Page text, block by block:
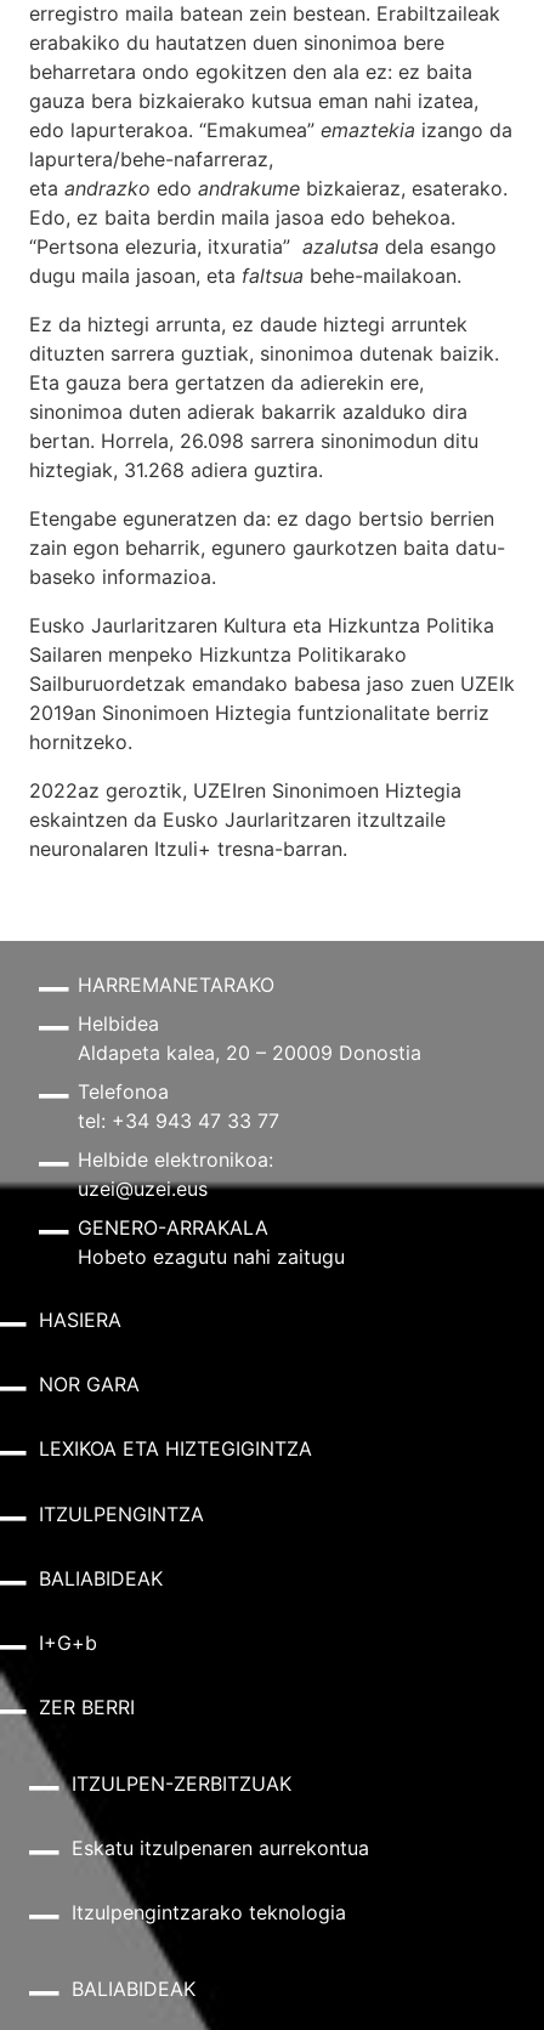
erregistro maila batean zein bestean. Erabiltzaileak
erabakiko du hautatzen duen sinonimoa bere
beharretara ondo egokitzen den ala ez: ez baita
gauza bera bizkaierako kutsua eman nahi izatea,
edo lapurterakoa. “Emakumea” emaztekia izango da
lapurtera/behe-nafarreraz,
eta andrazko edo andrakume bizkaieraz, esaterako.
Edo, ez baita berdin maila jasoa edo behekoa.
“Pertsona elezuria, itxuratia” azalutsa dela esango
dugu maila jasoan, eta faltsua behe-mailakoan.
Ez da hiztegi arrunta, ez daude hiztegi arruntek
dituzten sarrera guztiak, sinonimoa dutenak baizik.
Eta gauza bera gertatzen da adierekin ere,
sinonimoa duten adierak bakarrik azalduko dira
bertan. Horrela, 26.098 sarrera sinonimodun ditu
hiztegiak, 31.268 adiera guztira.
Etengabe eguneratzen da: ez dago bertsio berrien
zain egon beharrik, egunero gaurkotzen baita datu-
baseko informazioa.
Eusko Jaurlaritzaren Kultura eta Hizkuntza Politika
Sailaren menpeko Hizkuntza Politikarako
Sailburuordetzak emandako babesa jaso zuen UZEIk
2019an Sinonimoen Hiztegia funtzionalitate berriz
hornitzeko.
2022az geroztik, UZEIren Sinonimoen Hiztegia
eskaintzen da Eusko Jaurlaritzaren itzultzaile
neuronalaren Itzuli+ tresna-barran.
HARREMANETARAKO
Helbidea
Aldapeta kalea, 20 – 20009 Donostia
Telefonoa
tel: +34 943 47 33 77
Helbide elektronikoa:
uzei@uzei.eus
GENERO-ARRAKALA
Hobeto ezagutu nahi zaitugu
HASIERA
NOR GARA
LEXIKOA ETA HIZTEGIGINTZA
ITZULPENGINTZA
BALIABIDEAK
I+G+b
ZER BERRI
ITZULPEN-ZERBITZUAK
Eskatu itzulpenaren aurrekontua
Itzulpengintzarako teknologia
BALIABIDEAK